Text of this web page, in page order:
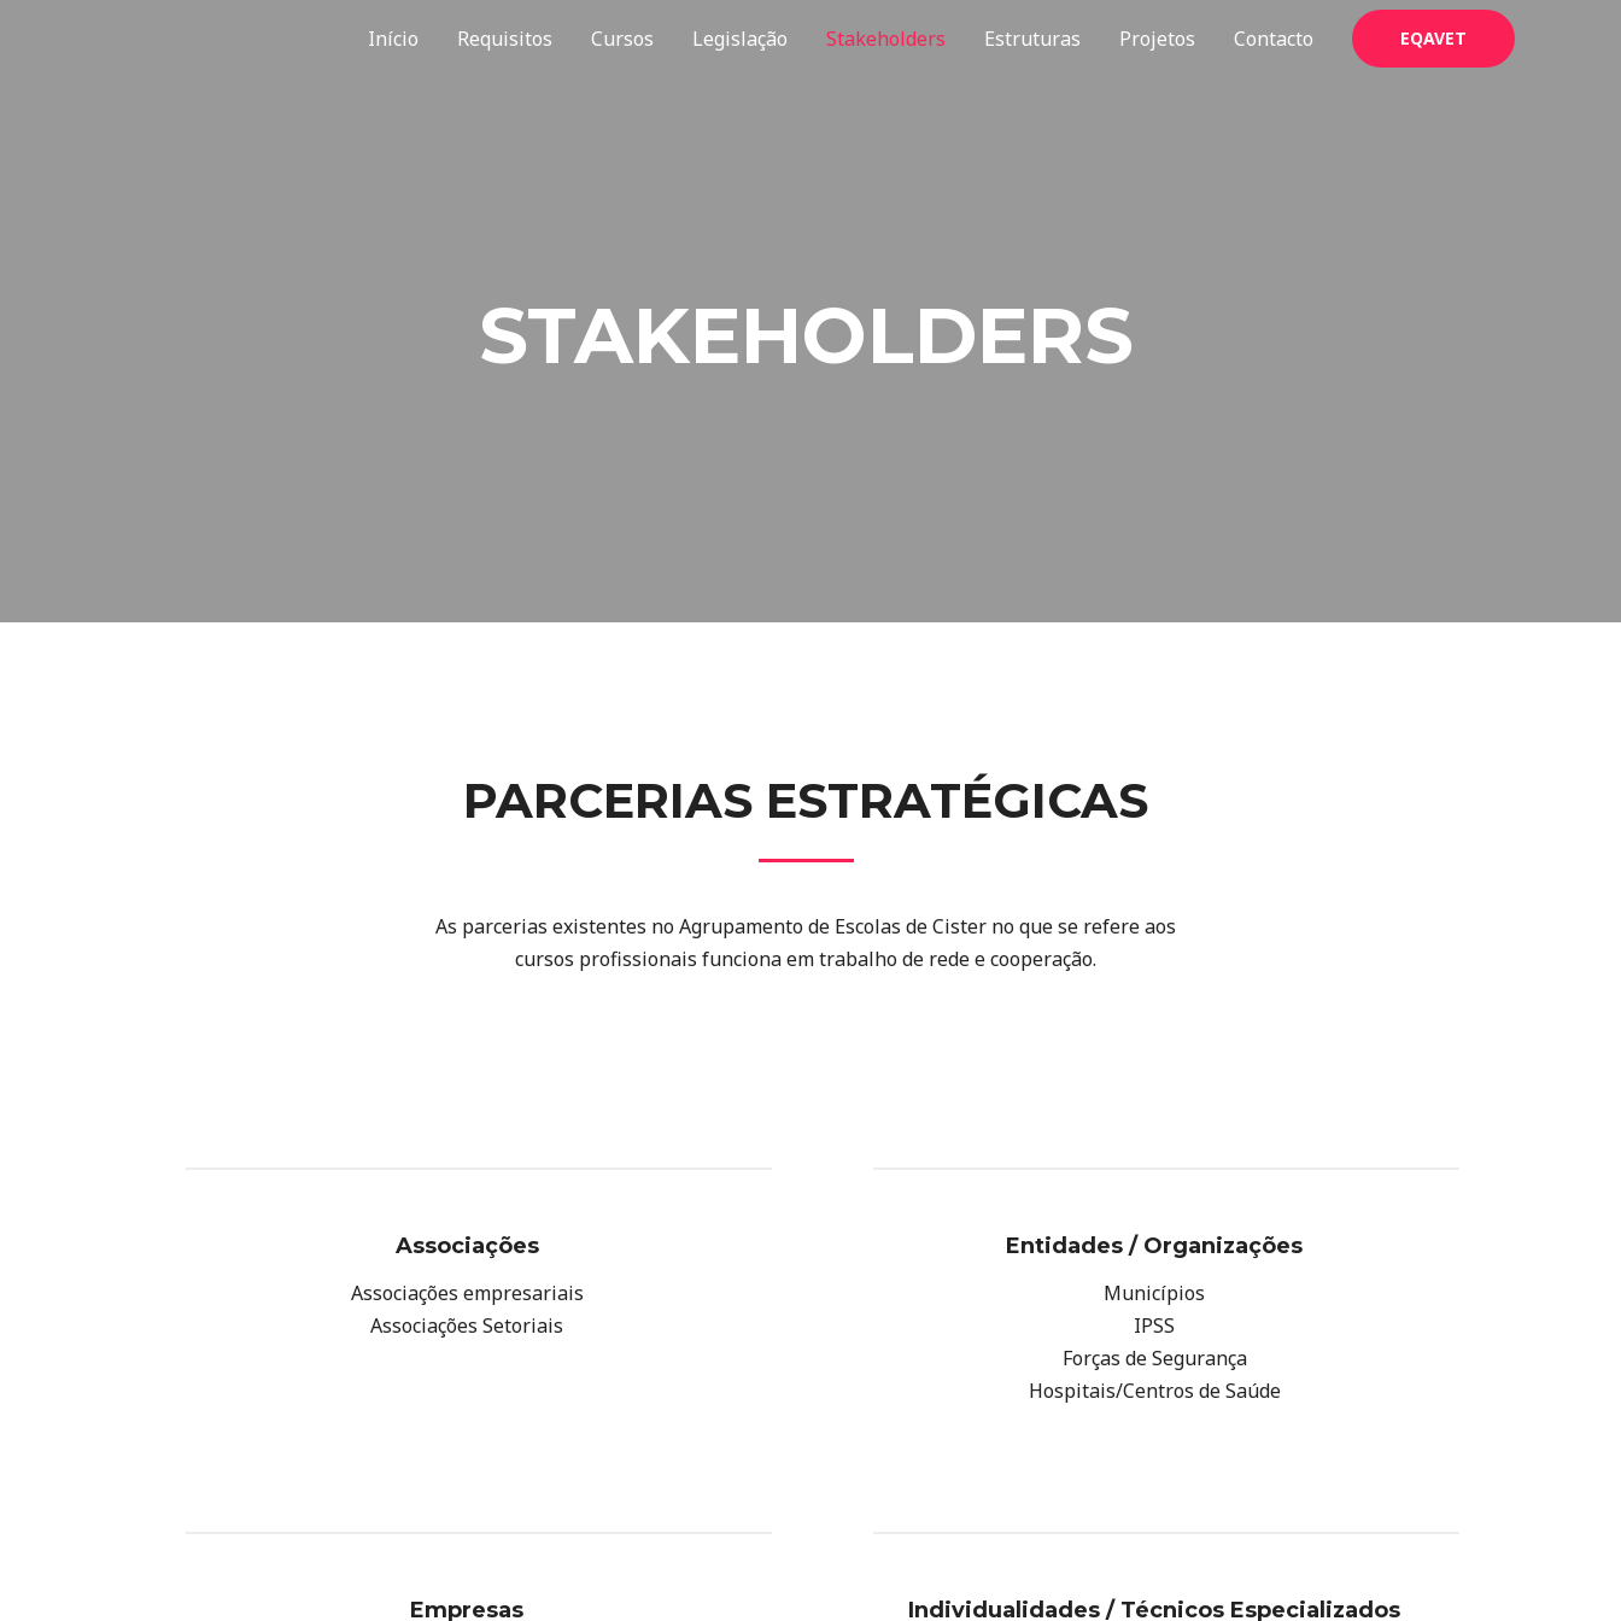
Início Requisitos Cursos Legislação Stakeholders Estruturas Projetos Contacto EQAVET
STAKEHOLDERS
PARCERIAS ESTRATÉGICAS
As parcerias existentes no Agrupamento de Escolas de Cister no que se refere aos
cursos profissionais funciona em trabalho de rede e cooperação.
Associações
Associações empresariais
Associações Setoriais
Entidades / Organizações
Municípios
IPSS
Forças de Segurança
Hospitais/Centros de Saúde
Empresas Individualidades / Técnicos Especializados